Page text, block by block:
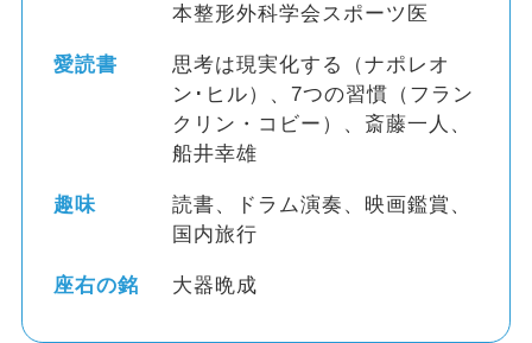
本整形外科学会スポーツ医
愛読書
思考は現実化する（ナポレオ
ン･ヒル）、7つの習慣（フラン
クリン・コビー）、斎藤一人、
船井幸雄
趣味
読書、ドラム演奏、映画鑑賞、
国内旅行
座右の銘 大器晩成